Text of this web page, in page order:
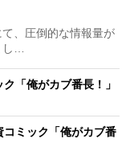
、圧倒的な情報量が
し…
「俺がカブ番長！」
ミック「俺がカブ番